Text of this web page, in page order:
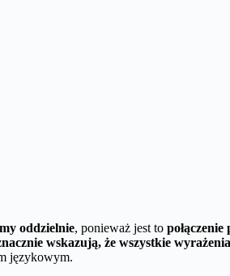
oddzielnie, ponieważ jest to
wskazują, że wszystkie
językowym.